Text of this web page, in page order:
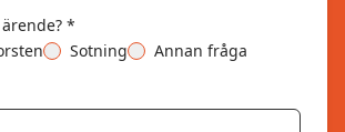
*
Sotning
Annan fråga